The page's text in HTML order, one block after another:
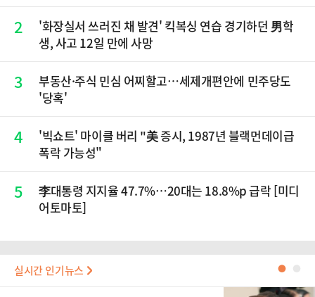
2
'화장실서 쓰러진 채 발견' 킥복싱 연습 경기하던 男학
생, 사고 12일 만에 사망
3
부동산·주식 민심 어찌할고…세제개편안에 민주당도
'당혹'
4
'빅쇼트' 마이클 버리 "美 증시, 1987년 블랙먼데이급
폭락 가능성"
5
李대통령 지지율 47.7%…20대는 18.8%p 급락 [미디
어토마토]
실시간 인기뉴스 ●